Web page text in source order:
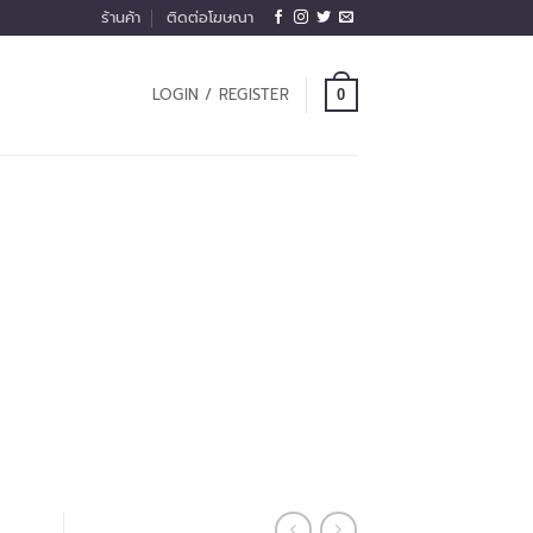
ร้านค้า ติดต่อโฆษณา
LOGIN / REGISTER 0